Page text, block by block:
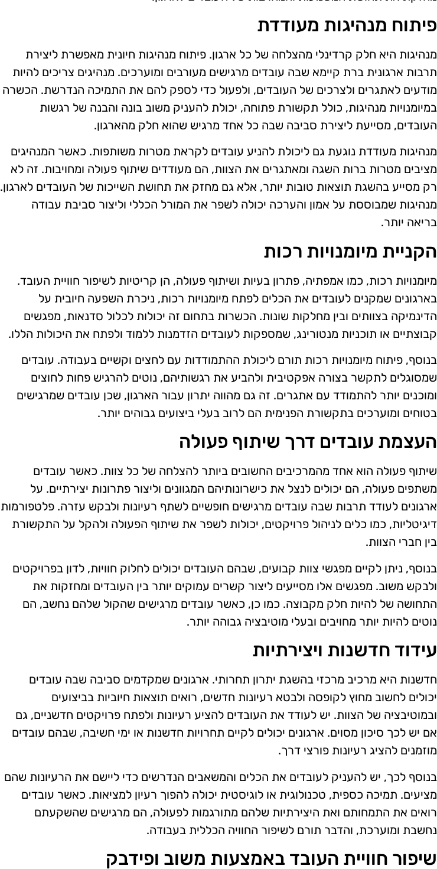
פיתוח מנהיגות מעודדת
מנהיגות היא חלק קרדינלי מהצלחה של כל ארגון. פיתוח מנהיגות חיונית מאפשרת ליצירת
תרבות ארגונית ברת קיימא שבה עובדים מרגישים מעורבים ומוערכים. מנהיגים צריכים להיות
מודעים לאתגרים ולצרכים של העובדים, ולפעול כדי לספק להם את התמיכה הנדרשת. הכשרה
במיומנויות מנהיגות, כולל תקשורת פתוחה, יכולת להעניק משוב בונה והבנה של רגשות
העובדים, מסייעת ליצירת סביבה שבה כל אחד מרגיש שהוא חלק מהארגון.
מנהיגות מעודדת נוגעת גם ליכולת להניע עובדים לקראת מטרות משותפות. כאשר המנהיגים
מציבים מטרות ברות השגה ומאתגרים את הצוות, הם מעודדים שיתוף פעולה ומחויבות. זה לא
רק מסייע בהשגת תוצאות טובות יותר, אלא גם מחזק את תחושת השייכות של העובדים לארגון.
מנהיגות שמבוססת על אמון והערכה יכולה לשפר את המורל הכללי וליצור סביבת עבודה
בריאה יותר.
הקניית מיומנויות רכות
מיומנויות רכות, כמו אמפתיה, פתרון בעיות ושיתוף פעולה, הן קריטיות לשיפור חוויית העובד.
בארגונים שמקנים לעובדים את הכלים לפתח מיומנויות רכות, ניכרת השפעה חיובית על
הדינמיקה בצוותים ובין מחלקות שונות. הכשרות בתחום זה יכולות לכלול סדנאות, מפגשים
קבוצתיים או תוכניות מנטורינג, שמספקות לעובדים הזדמנות ללמוד ולפתח את היכולות הללו.
בנוסף, פיתוח מיומנויות רכות תורם ליכולת ההתמודדות עם לחצים וקשיים בעבודה. עובדים
שמסוגלים לתקשר בצורה אפקטיבית ולהביע את רגשותיהם, נוטים להרגיש פחות לחוצים
ומוכנים יותר להתמודד עם אתגרים. זה גם מהווה יתרון עבור הארגון, שכן עובדים שמרגישים
בטוחים ומוערכים בתקשורת הפנימית הם לרוב בעלי ביצועים גבוהים יותר.
העצמת עובדים דרך שיתוף פעולה
שיתוף פעולה הוא אחד מהמרכיבים החשובים ביותר להצלחה של כל צוות. כאשר עובדים
משתפים פעולה, הם יכולים לנצל את כישרונותיהם המגוונים וליצור פתרונות יצירתיים. על
ארגונים לעודד תרבות שבה עובדים מרגישים חופשיים לשתף רעיונות ולבקש עזרה. פלטפורמות
דיגיטליות, כמו כלים לניהול פרויקטים, יכולות לשפר את שיתוף הפעולה ולהקל על התקשורת
בין חברי הצוות.
בנוסף, ניתן לקיים מפגשי צוות קבועים, שבהם העובדים יכולים לחלוק חוויות, לדון בפרויקטים
ולבקש משוב. מפגשים אלו מסייעים ליצור קשרים עמוקים יותר בין העובדים ומחזקות את
התחושה של להיות חלק מקבוצה. כמו כן, כאשר עובדים מרגישים שהקול שלהם נחשב, הם
נוטים להיות יותר מחויבים ובעלי מוטיבציה גבוהה יותר.
עידוד חדשנות ויצירתיות
חדשנות היא מרכיב מרכזי בהשגת יתרון תחרותי. ארגונים שמקדמים סביבה שבה עובדים
יכולים לחשוב מחוץ לקופסה ולבטא רעיונות חדשים, רואים תוצאות חיוביות בביצועים
ובמוטיבציה של הצוות. יש לעודד את העובדים להציע רעיונות ולפתח פרויקטים חדשניים, גם
אם יש לכך סיכון מסוים. ארגונים יכולים לקיים תחרויות חדשנות או ימי חשיבה, שבהם עובדים
מוזמנים להציג רעיונות פורצי דרך.
בנוסף לכך, יש להעניק לעובדים את הכלים והמשאבים הנדרשים כדי ליישם את הרעיונות שהם
מציעים. תמיכה כספית, טכנולוגית או לוגיסטית יכולה להפוך רעיון למציאות. כאשר עובדים
רואים את התמחותם ואת היצירתיות שלהם מתורגמות לפעולה, הם מרגישים שהשקעתם
נחשבת ומוערכת, והדבר תורם לשיפור החוויה הכללית בעבודה.
שיפור חוויית העובד באמצעות משוב ופידבק